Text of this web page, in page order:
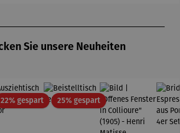
Sie unsere Neuheiten
22% gespartRabatt25% gespartRabatt